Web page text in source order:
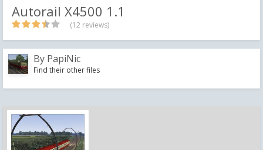
Autorail X4500 1.1
(12 reviews)
By PapiNic
Find their other files